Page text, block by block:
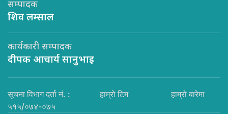
सम्पादक
शिव लम्साल
कार्यकारी सम्पादक
दीपक आचार्य सानुभाइ
सूचना विभाग दर्ता नं. :
५१५/०७४-०७५
हाम्रो टिम हाम्रो बारेमा